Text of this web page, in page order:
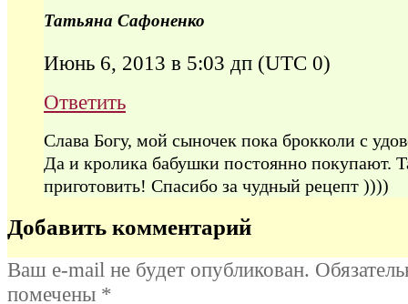
Татьяна Сафоненко
Июнь 6, 2013 в 5:03 дп (UTC 0)
Ответить
Слава Богу, мой сыночек пока брокколи с
Да и кролика бабушки постоянно покупают.
приготовить! Спасибо за чудный рецепт ))))
Добавить комментарий
Ваш e-mail не будет опубликован.
помечены *